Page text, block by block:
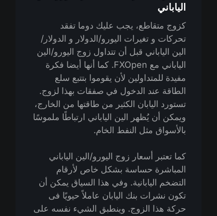
الياباني
كزوج متقاطع، يجب عليك دوما تفقد
تحركات و تغيرات اليورو/الدولار و الدولار/
الين الياباني قبل أن تتداول زوج اليورو/الين
الياباني مع FXOpen. كما أنها أيضا فكرة
مفيدة للمتداولين لأن يقوموا بتتبع سلع
الطاقة عند الدخول في صفقات بهذا لزوج.
تستورد اليابان الكثير من طاقتها من الخارج،
ويمكن أن يُظهر الين الياباني ارتباطًا ملموسًا
بالأسواق مثل النفط الخام.
كما تعتبر أسعار زوج اليورو/الين الياباني
المباشرة حساسة بشكل خاص لأرقام
التضخم اليابانية. وفي هذا السياق يمكن أن
تكون نشرات بنك اليابان عاملاً حيويًا فى
حركة هذا الزوج. وينطبق الشيء نفسه على